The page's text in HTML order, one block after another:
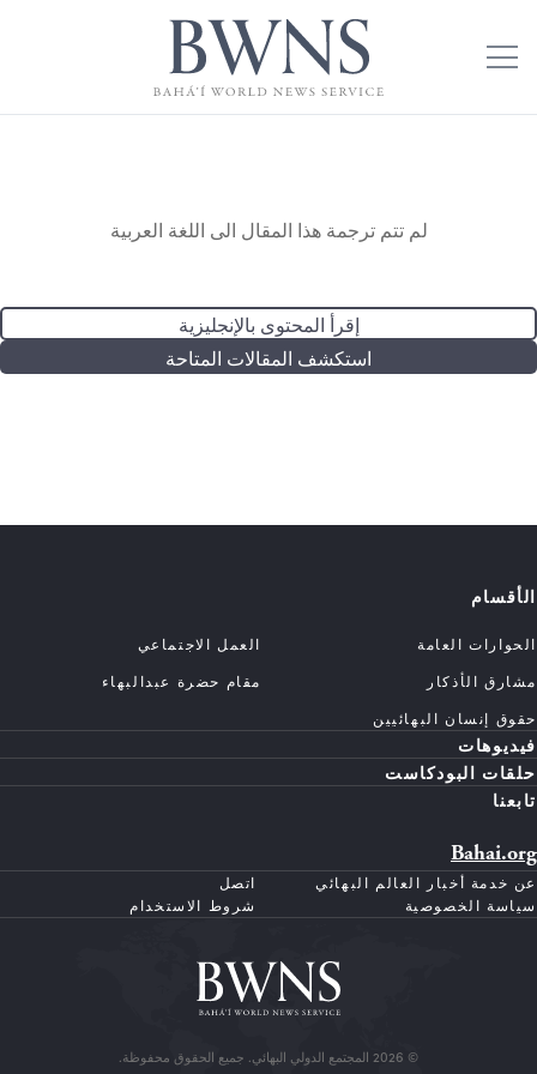
لم تتم ترجمة هذا المقال الى اللغة العربية
إقرأ المحتوى بالإنجليزية
استكشف المقالات المتاحة
الأقسام
الحوارات العامة
العمل الاجتماعي
مشارق الأذكار
مقام حضرة عبدالبهاء
حقوق إنسان البهائيين
فيديوهات
حلقات البودكاست
تابعنا
Bahai.org
عن خدمة أخبار العالم البهائي
اتصل
سياسة الخصوصية
شروط الاستخدام
© 2026 المجتمع الدولي البهائي. جميع الحقوق محفوظة.